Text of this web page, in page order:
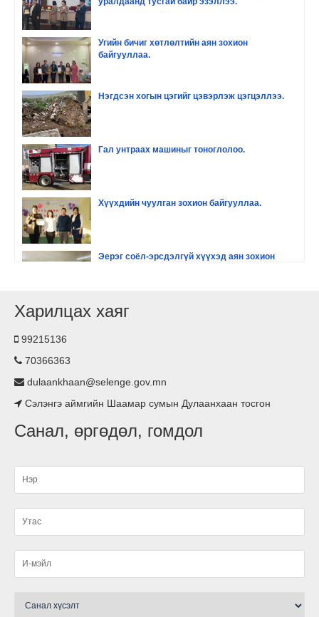
Угийн бичиг хөтлөлтийн аян зохион
байгууллаа.
Нэгдсэн хогын цэгийг цэвэрлэж цэгцэллээ.
Гал унтраах машиныг тоноглолоо.
Хүүхдийн чуулган зохион байгууллаа.
Эерэг соёл-эрсдэлгүй хүүхэд аян зохион
Хүүхдийн хөгжил оролцоо сургалт зохион
Туршлага судаллаа
Харилцах хаяг
99215136
70366363
dulaankhaan@selenge.gov.mn
Сэлэнгэ аймгийн Шаамар сумын Дулаанхаан тосгон
Санал, өргөдөл, гомдол